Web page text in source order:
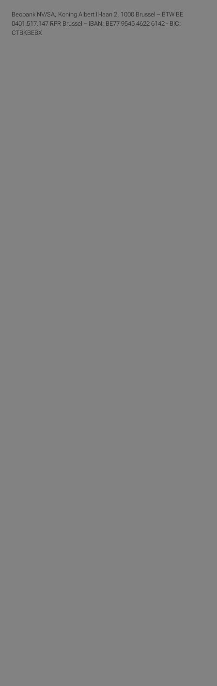
Beobank NV/SA, Koning Albert II-laan 2, 1000 Brussel – BTW BE
0401.517.147 RPR Brussel – IBAN: BE77 9545 4622 6142 - BIC:
CTBKBEBX